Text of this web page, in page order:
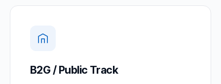
B2G / Public Track